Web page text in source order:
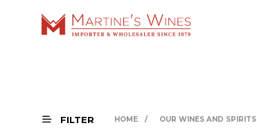
FILTER HOME / OUR WINES AND SPIRITS